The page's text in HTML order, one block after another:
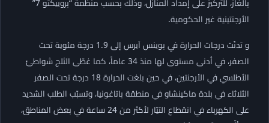
بالغاز، للتركيز على إمداد المنازل، وذلك بحسب منظمة “بروييكتو 7”
الأرجنتينية غير الحكومية.
و تدنّت درجات الحرارة في بوينس آيرس إلى 1.9 درجة مئوية تحت
الصفر، في أدنى مستوى لها منذ 34 عاماً، كما غطّى الثلج شواطئ
الأطلسي في الأرجنتين، في حين بلغت الحرارة 18 درجة تحت الصفر
الثلاثاء في بلدة ماكينشاو في منطقة باتاغونيا، وتسبّب الطلب الشديد
على الكهرباء في انقطاع التيّار لأكثر من 24 ساعة في بعض المناطق،